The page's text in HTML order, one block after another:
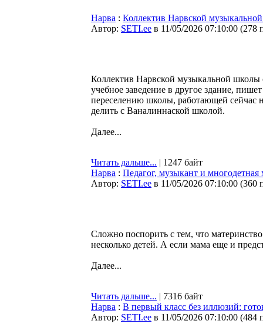
Нарва : Коллектив Нарвской
Автор: SETI.ee в 11/05/2026 07:10:00 (278
Коллектив Нарвской музыкальной школы
учебное заведение в другое здание,
переселению школы, работающей сейчас
делить с Ваналиннаской школой.
Далее...
Читать дальше... | 1247 байт
Нарва : Педагог, музыкант и
Автор: SETI.ee в 11/05/2026 07:10:00 (360
Сложно поспорить с тем, что
несколько детей. А если мама еще и
Далее...
Читать дальше... | 7316 байт
Нарва : В первый класс без иллюзий:
Автор: SETI.ee в 11/05/2026 07:10:00 (484